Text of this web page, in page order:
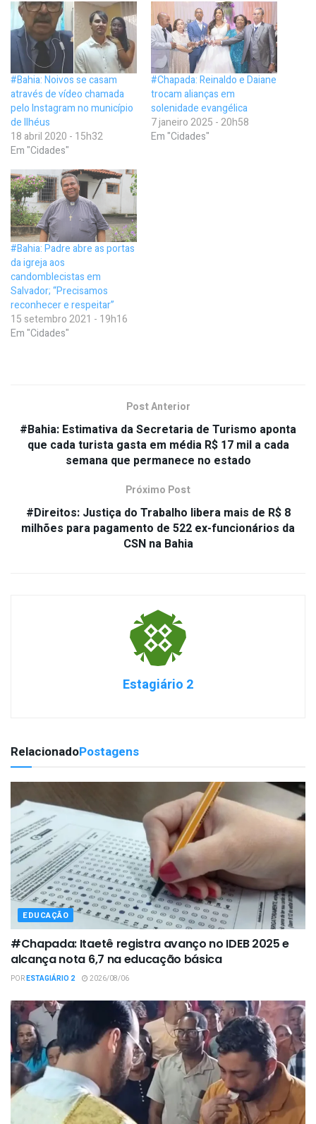
#Bahia: Noivos se casam
através de vídeo chamada
pelo Instagram no município
de Ilhéus
18 abril 2020 - 15h32
Em "Cidades"
#Chapada: Reinaldo e Daiane
trocam alianças em
solenidade evangélica
7 janeiro 2025 - 20h58
Em "Cidades"
#Bahia: Padre abre as portas
da igreja aos
candomblecistas em
Salvador; “Precisamos
reconhecer e respeitar”
15 setembro 2021 - 19h16
Em "Cidades"
Post Anterior
#Bahia: Estimativa da Secretaria de Turismo aponta
que cada turista gasta em média R$ 17 mil a cada
semana que permanece no estado
Próximo Post
#Direitos: Justiça do Trabalho libera mais de R$ 8
milhões para pagamento de 522 ex-funcionários da
CSN na Bahia
Estagiário 2
RelacionadoPostagens
EDUCAÇÃO
#Chapada: Itaetê registra avanço no IDEB 2025 e
alcança nota 6,7 na educação básica
PORESTAGIÁRIO 2 2026/08/06